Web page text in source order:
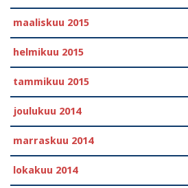
maaliskuu 2015
helmikuu 2015
tammikuu 2015
joulukuu 2014
marraskuu 2014
lokakuu 2014